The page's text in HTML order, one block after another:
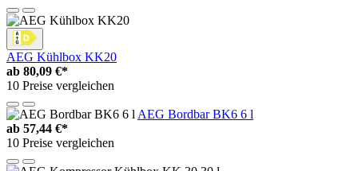
AEG Kühlbox KK20
ab 80,09 €*
10 Preise vergleichen
AEG Bordbar BK6 6 l
ab 57,44 €*
10 Preise vergleichen